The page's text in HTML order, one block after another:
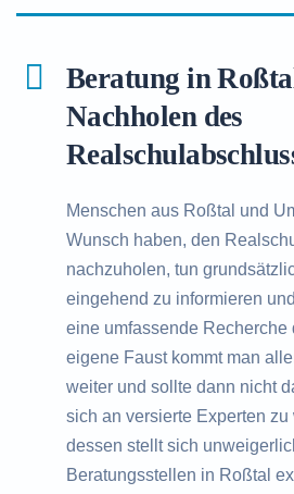
Beratung in
Nachholen des
Menschen aus Roßtal und
Wunsch haben, den
nachzuholen, tun
eingehend zu informieren
eine umfassende Recherche
eigene Faust kommt man
weiter und sollte dann nicht
sich an versierte Experten
dessen stellt sich
Beratungsstellen in Roßtal